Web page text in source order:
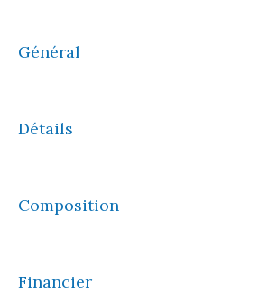
Général
Détails
Composition
Financier